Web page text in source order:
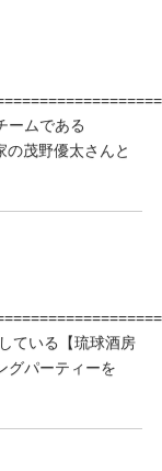
ームである
の茂野優太さんと
ている【琉球酒房
グパーティーを